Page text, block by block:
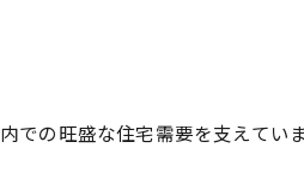
での旺盛な住宅需要を支えていま